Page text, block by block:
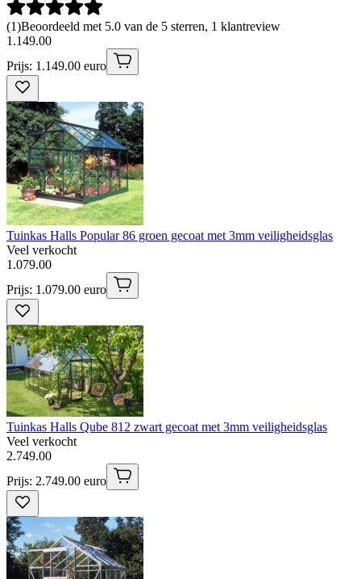
(1)Beoordeeld met 5.0 van de 5 sterren, 1 klantreview
1 .149.00
Prijs: 1.149.00 euro
Tuinkas Halls Popular 86 groen gecoat met 3mm veiligheidsglas
Veel verkocht
1 .079.00
Prijs: 1.079.00 euro
Tuinkas Halls Qube 812 zwart gecoat met 3mm veiligheidsglas
Veel verkocht
2.749.00
Prijs: 2.749.00 euro